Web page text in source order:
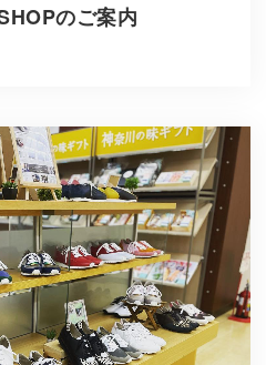
のご案内